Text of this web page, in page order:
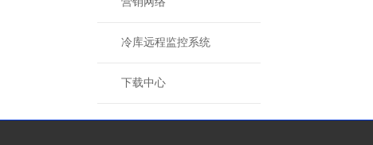
冷库远程监控系统
下载中心